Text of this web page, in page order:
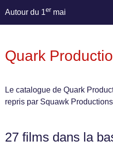
Autour du 1er mai
Quark
Le catalogue de Quark
repris par Squawk
27 films dans la